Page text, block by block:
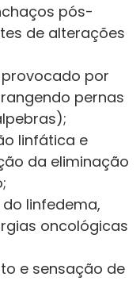
pós-
de alterações
por
pernas
linfática e
da eliminação
linfedema,
oncológicas
e sensação de